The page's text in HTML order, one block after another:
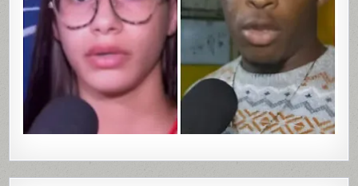
EM
DE
VÍDEOS
ÍNTIMOS
EM
BAHIA